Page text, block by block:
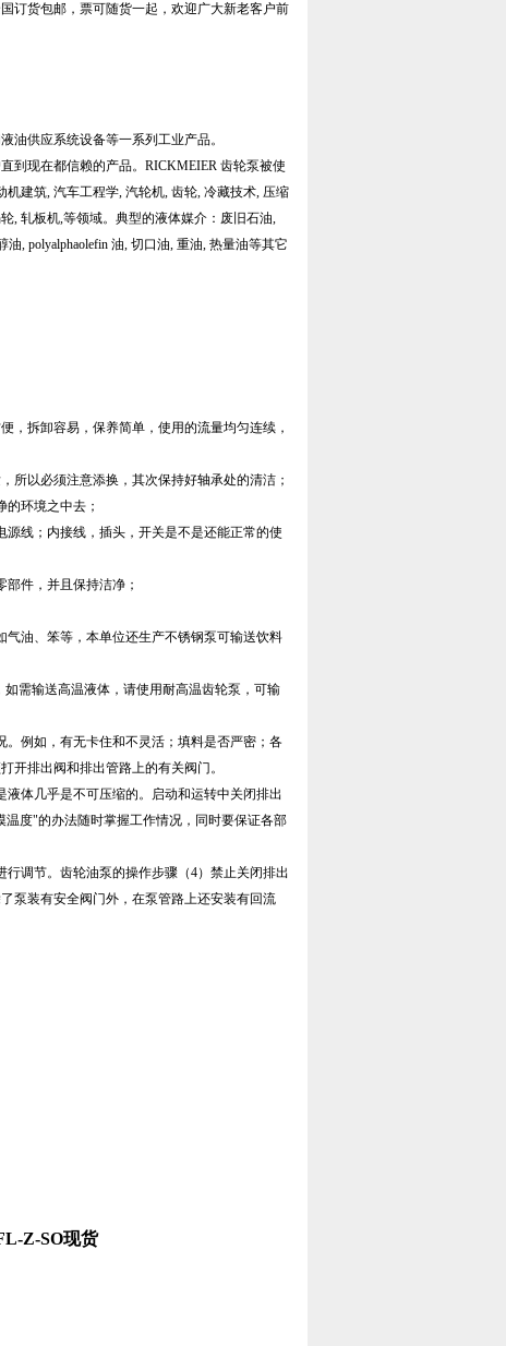
订货包邮，票可随货一起，欢迎广大新老客户前
油供应系统设备等一系列工业产品。
到现在都信赖的产品。RICKMEIER 齿轮泵被使
建筑, 汽车工程学, 汽轮机, 齿轮, 冷藏技术, 压缩
, 轧板机,等领域。典型的液体媒介：废旧石油,
, polyalphaolefin 油, 切口油, 重油, 热量油等其它
，拆卸容易，保养简单，使用的流量均匀连续，
所以必须注意添换，其次保持好轴承处的清洁；
环境之中去；
线；内接线，插头，开关是不是还能正常的使
件，并且保持洁净；
油、笨等，本单位还生产不锈钢泵可输送饮料
如需输送高温液体，请使用耐高温齿轮泵，可输
例如，有无卡住和不灵活；填料是否严密；各
开排出阀和排出管路上的有关阀门。
体几乎是不可压缩的。启动和运转中关闭排出
度"的办法随时掌握工作情况，同时要保证各部
调节。齿轮油泵的操作步骤（4）禁止关闭排出
泵装有安全阀门外，在泵管路上还安装有回流
Z-SO现货